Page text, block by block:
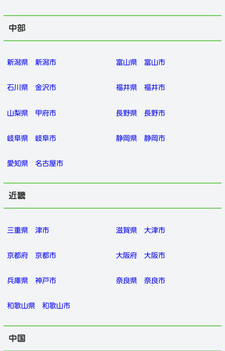
中部
新潟県 新潟市 富山県 富山市
石川県 金沢市 福井県 福井市
山梨県 甲府市 長野県 長野市
岐阜県 岐阜市 静岡県 静岡市
愛知県 名古屋市
近畿
三重県 津市 滋賀県 大津市
京都府 京都市 大阪府 大阪市
兵庫県 神戸市 奈良県 奈良市
和歌山県 和歌山市
中国